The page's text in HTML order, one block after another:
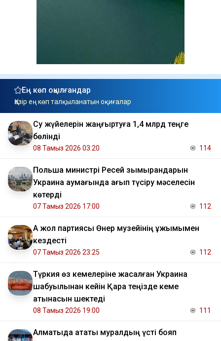
Ең көп оқылғандар
Қазір ең көп талқыланатын оқиғалар
Су жүйелерін жаңғыртуға 1,4 млрд теңге
бөлінді
08 Тамыз 2026 03:20 114
Польша министрі Ресей зымырандарын
Украина аумағында қағып түсіру мәселесін
көтерді
07 Тамыз 2026 17:00 112
Ақ жол партиясы Өнер музейінің ұжымымен
кездесті
07 Тамыз 2026 23:25 112
Түркия өз кемелеріне жасалған Украина
шабуылынан кейін Қара теңізде кеме
қатынасын шектеді
08 Тамыз 2026 19:00 111
Алматыда атақты муралдың үсті бояп